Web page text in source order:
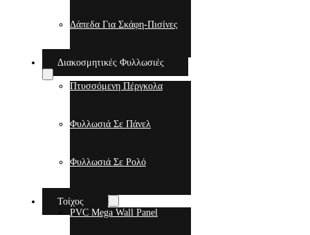
Δάπεδα Για Σκάφη-Πισίνες
Διακοσμητικές Φυλλωσιές
Πτυσσόμενη Πέργκολα
Φυλλωσιά Σε Πάνελ
Φυλλωσιά Σε Ρολό
Τοίχος
PVC Mega Wall Panel